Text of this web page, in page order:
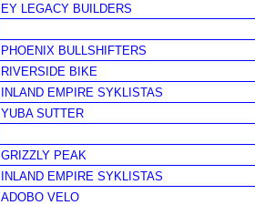
EY LEGACY BUILDERS
PHOENIX BULLSHIFTERS
RIVERSIDE BIKE
INLAND EMPIRE SYKLISTAS
YUBA SUTTER
GRIZZLY PEAK
INLAND EMPIRE SYKLISTAS
ADOBO VELO